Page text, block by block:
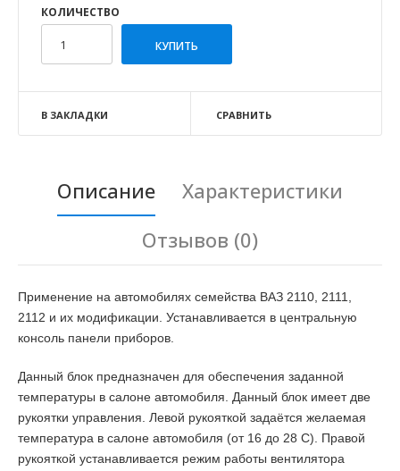
КОЛИЧЕСТВО
В ЗАКЛАДКИ СРАВНИТЬ
Описание
Характеристики
Отзывов (0)
Применение на автомобилях семейства ВАЗ 2110, 2111,
2112 и их модификации. Устанавливается в центральную
консоль панели приборов.
Данный блок предназначен для обеспечения заданной
температуры в салоне автомобиля. Данный блок имеет две
рукоятки управления. Левой рукояткой задаётся желаемая
температура в салоне автомобиля (от 16 до 28 С). Правой
рукояткой устанавливается режим работы вентилятора